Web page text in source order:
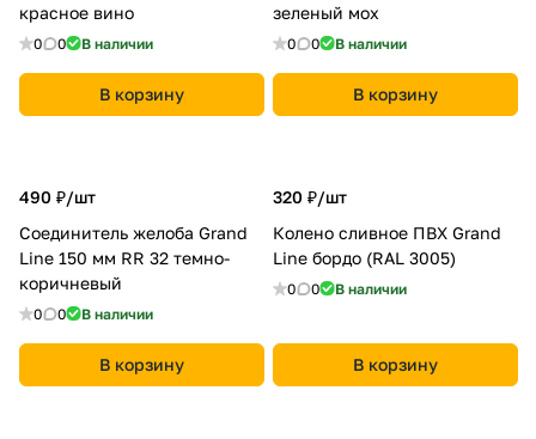
красное вино
0 0 В наличии
В корзину
зеленый мох
0 0 В наличии
В корзину
490 ₽/шт
Соединитель желоба Grand
Line 150 мм RR 32 темно-
коричневый
0 0 В наличии
В корзину
320 ₽/шт
Колено сливное ПВХ Grand
Line бордо (RAL 3005)
0 0 В наличии
В корзину